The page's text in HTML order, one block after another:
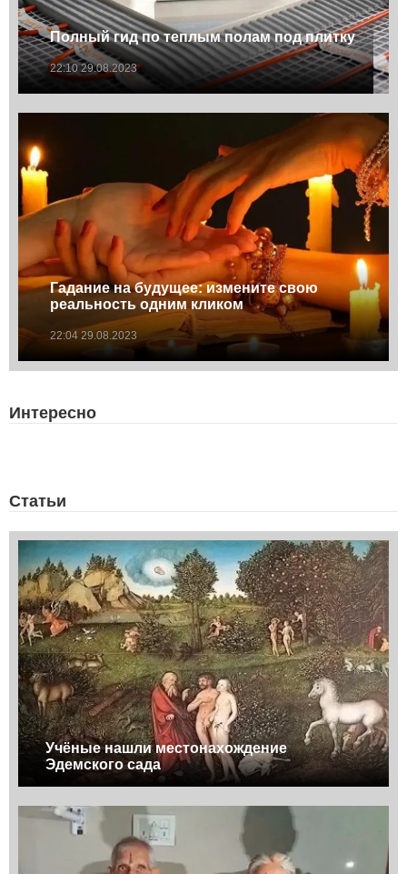
Полный гид по теплым полам под плитку
22:10 29.08.2023
Гадание на будущее: измените свою
реальность одним кликом
22:04 29.08.2023
Интересно
Статьи
Учёные нашли местонахождение
Эдемского сада